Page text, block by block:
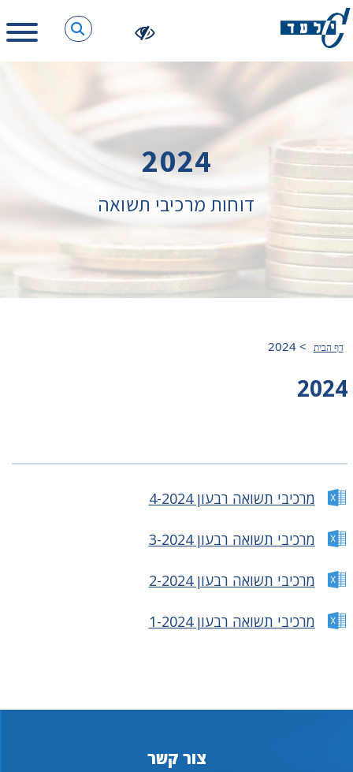
2024
דוחות מרכיבי תשואה
דף הבית >
2024
2024
מרכיבי תשואה רבעון 4-2024
מרכיבי תשואה רבעון 3-2024
מרכיבי תשואה רבעון 2-2024
מרכיבי תשואה רבעון 1-2024
צור קשר